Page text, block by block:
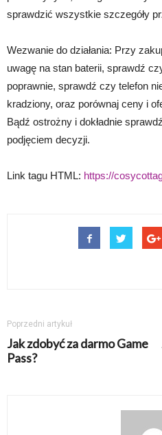
sprawdzić wszystkie szczegóły
Wezwanie do działania: Przy
uwagę na stan baterii, sprawdź
poprawnie, sprawdź czy telefon
kradziony, oraz porównaj ceny i
Bądź ostrożny i dokładnie
podjęciem decyzji.
Link tagu HTML: https://
Poprzedni artykuł
Jak zdobyć za darmo Game
Pass?